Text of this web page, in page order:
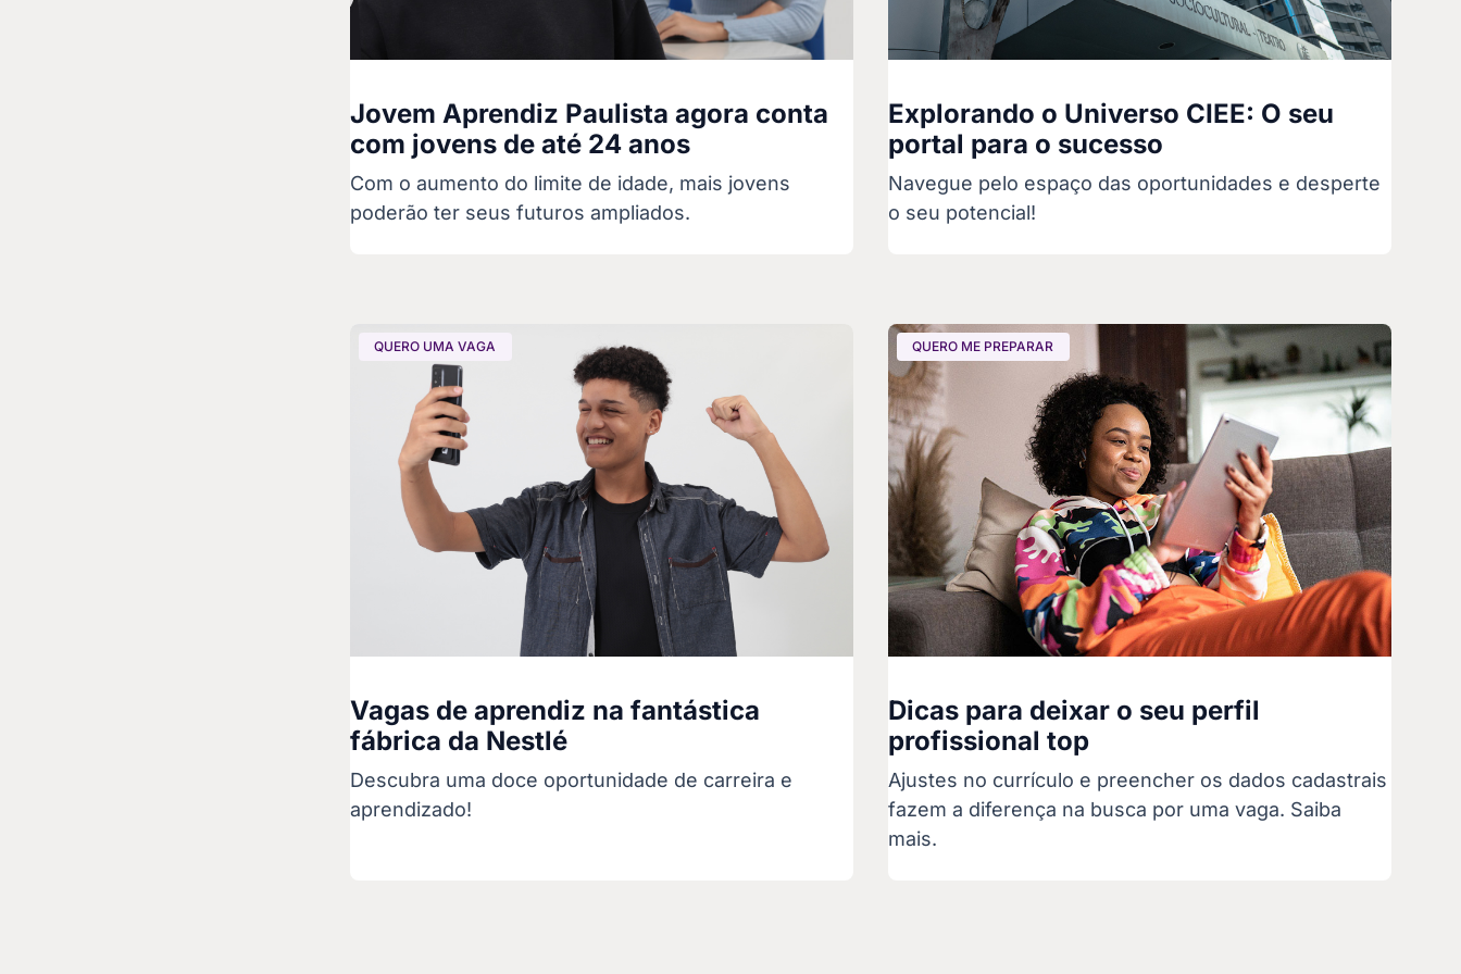
Jovem Aprendiz Paulista agora conta
com jovens de até 24 anos
Com o aumento do limite de idade, mais jovens
poderão ter seus futuros ampliados.
Explorando o Universo CIEE: O seu
portal para o sucesso
Navegue pelo espaço das oportunidades e desperte
o seu potencial!
QUERO UMA VAGA
Vagas de aprendiz na fantástica
fábrica da Nestlé
Descubra uma doce oportunidade de carreira e
aprendizado!
QUERO ME PREPARAR
Dicas para deixar o seu perfil
profissional top
Ajustes no currículo e preencher os dados cadastrais
fazem a diferença na busca por uma vaga. Saiba
mais.